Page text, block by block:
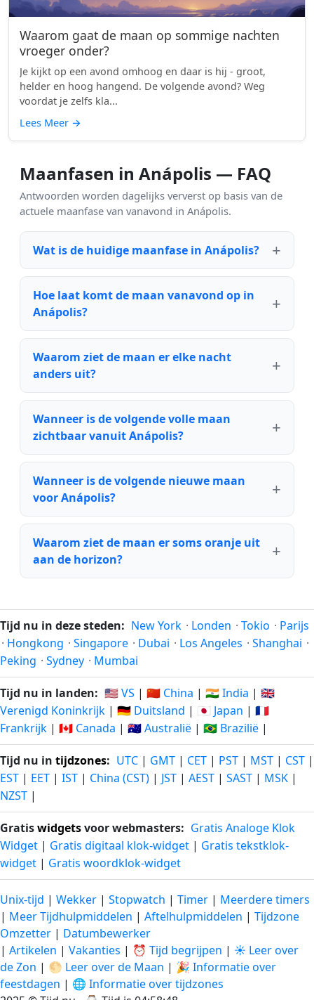
Waarom gaat de maan op sommige nachten
vroeger onder?
Je kijkt op een avond omhoog en daar is hij - groot,
helder en hoog hangend. De volgende avond? Weg
voordat je zelfs kla...
Lees Meer →
Maanfasen in Anápolis — FAQ
Antwoorden worden dagelijks ververst op basis van de
actuele maanfase van vanavond in Anápolis.
Wat is de huidige maanfase in Anápolis?
Hoe laat komt de maan vanavond op in
Anápolis?
Waarom ziet de maan er elke nacht
anders uit?
Wanneer is de volgende volle maan
zichtbaar vanuit Anápolis?
Wanneer is de volgende nieuwe maan
voor Anápolis?
Waarom ziet de maan er soms oranje uit
aan de horizon?
Tijd nu in deze steden: New York · Londen · Tokio · Parijs
· Hongkong · Singapore · Dubai · Los Angeles · Shanghai ·
Peking · Sydney · Mumbai
Tijd nu in landen: 🇺🇸 VS | 🇨🇳 China | 🇮🇳 India | 🇬🇧
Verenigd Koninkrijk | 🇩🇪 Duitsland | 🇯🇵 Japan | 🇫🇷
Frankrijk | 🇨🇦 Canada | 🇦🇺 Australië | 🇧🇷 Brazilië |
Tijd nu in tijdzones: UTC | GMT | CET | PST | MST | CST |
EST | EET | IST | China (CST) | JST | AEST | SAST | MSK |
NZST |
Gratiswidgetsvoor webmasters: Gratis Analoge Klok
Widget | Gratis digitaal klok-widget | Gratis tekstklok-
widget | Gratis woordklok-widget
Unix-tijd | Wekker | Stopwatch | Timer | Meerdere timers
| Meer Tijdhulpmiddelen | Aftelhulpmiddelen | Tijdzone
Omzetter | Datumbewerker
| Artikelen | Vakanties | ⏰ Tijd begrijpen | ☀️ Leer over
de Zon | 🌕 Leer over de Maan | 🎉 Informatie over
feestdagen | 🌐 Informatie over tijdzones